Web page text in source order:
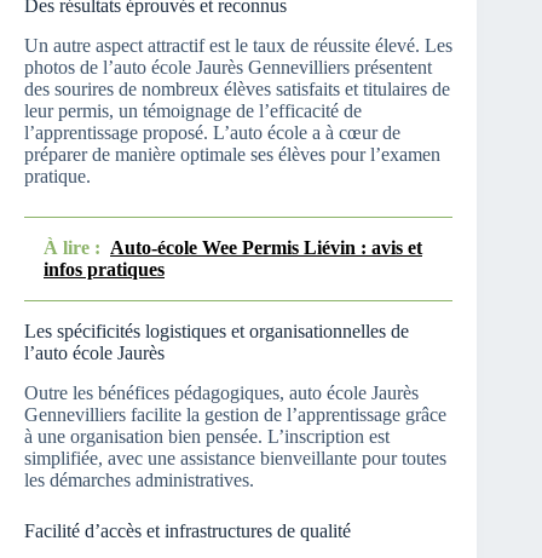
Des résultats éprouvés et reconnus
Un autre aspect attractif est le taux de réussite élevé. Les
photos de l’auto école Jaurès Gennevilliers présentent
des sourires de nombreux élèves satisfaits et titulaires de
leur permis, un témoignage de l’efficacité de
l’apprentissage proposé. L’auto école a à cœur de
préparer de manière optimale ses élèves pour l’examen
pratique.
À lire : Auto-école Wee Permis Liévin : avis et
infos pratiques
Les spécificités logistiques et organisationnelles de
l’auto école Jaurès
Outre les bénéfices pédagogiques, auto école Jaurès
Gennevilliers facilite la gestion de l’apprentissage grâce
à une organisation bien pensée. L’inscription est
simplifiée, avec une assistance bienveillante pour toutes
les démarches administratives.
Facilité d’accès et infrastructures de qualité